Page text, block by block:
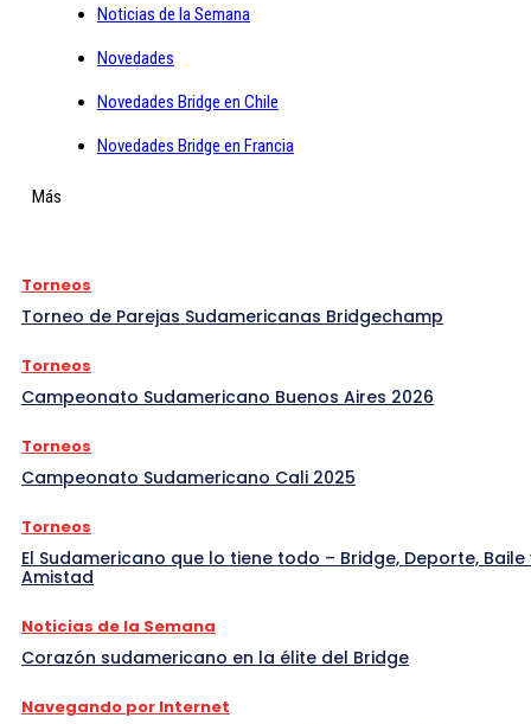
Noticias de la Semana
Novedades
Novedades Bridge en Chile
Novedades Bridge en Francia
Más
Torneos
Torneo de Parejas Sudamericanas Bridgechamp
Torneos
Campeonato Sudamericano Buenos Aires 2026
Torneos
Campeonato Sudamericano Cali 2025
Torneos
El Sudamericano que lo tiene todo – Bridge, Deporte, Baile
Amistad
Noticias de la Semana
Corazón sudamericano en la élite del Bridge
Navegando por Internet